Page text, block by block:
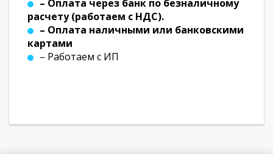
– Оплата через банк по безналичному
расчету (работаем с НДС).
– Оплата наличными или банковскими
картами
– Работаем с ИП